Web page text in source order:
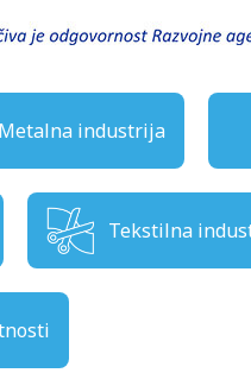
Metalna industrija
Tekstilna